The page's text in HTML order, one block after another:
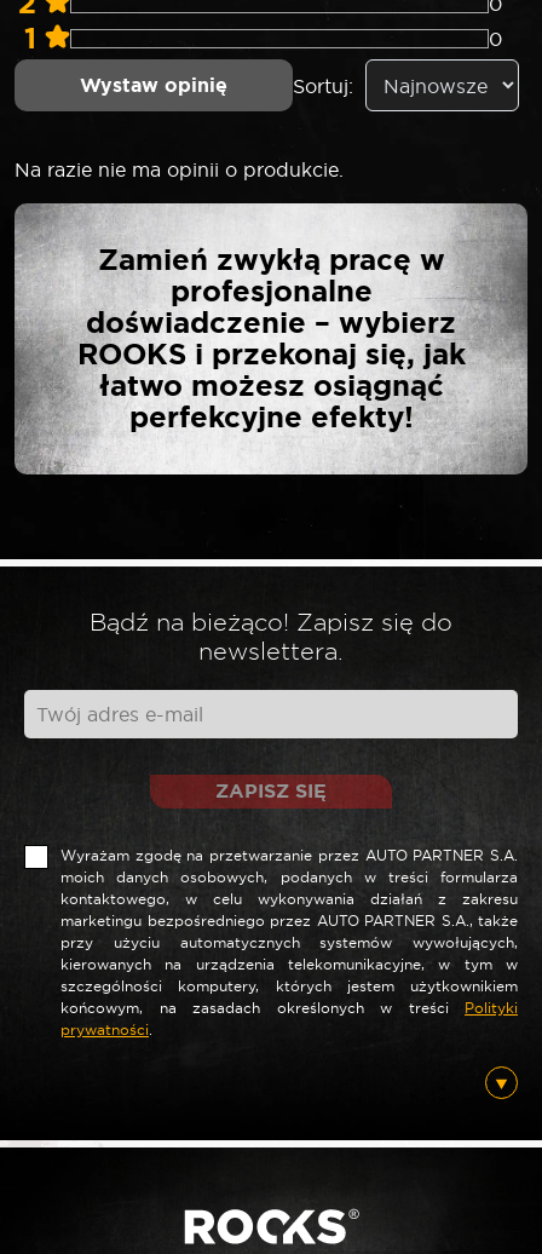
1 0
Wystaw opinię Sortuj:
Na razie nie ma opinii o produkcie.
NAPISZ PIERWSZĄ
OPINIĘ O „SELTA BITY
UDAROWE 1/2″ HEX 14
MM”
Twój adres email nie zostanie opublikowany.
Wymagane pola są oznaczone
*
Twoja opinia*
Nazwa *
E-mail*
Zamień zwykłą pracę w
profesjonalne
doświadczenie – wybierz
ROOKS i przekonaj się, jak
łatwo możesz osiągnąć
perfekcyjne efekty!
Bądź na bieżąco! Zapisz się do
newslettera.
ZAPISZ SIĘ
Wyrażam zgodę na przetwarzanie przez AUTO PARTNER S.A.
moich danych osobowych, podanych w treści formularza
kontaktowego, w celu wykonywania działań z zakresu
marketingu bezpośredniego przez AUTO PARTNER S.A., także
przy użyciu automatycznych systemów wywołujących,
kierowanych na urządzenia telekomunikacyjne, w tym w
szczególności komputery, których jestem użytkownikiem
końcowym, na zasadach określonych w treści Polityki
prywatności.